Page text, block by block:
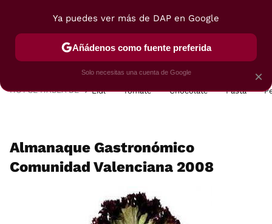
POSTRES VIAJES SELECCIÓN VEGUI
HOY SE HABLA DE Lidl Tomate Chocolate Pasta
Almanaque Gastronómico
Comunidad Valenciana 2008
×
Ya puedes ver más de DAP en Google
Añádenos como fuente preferida
Solo necesitas una cuenta de Google